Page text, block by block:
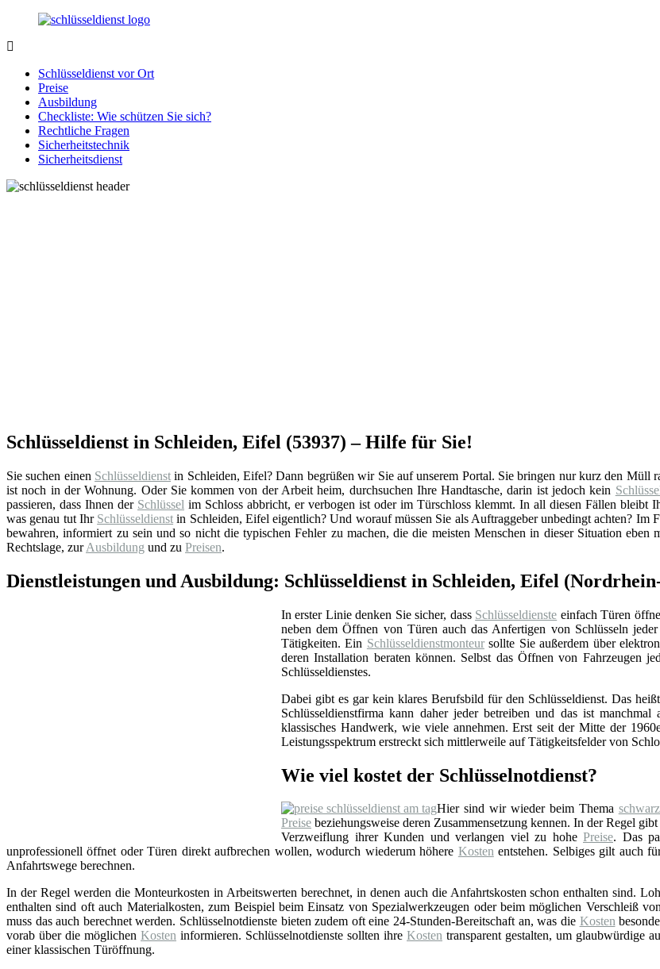
Zurück
Inhalt
Notlage
wird
gelöst!
Schlüsseldienst vor Ort
Preise
Ausbildung
Checkliste: Wie schützen Sie sich?
Rechtliche Fragen
Sicherheitstechnik
Sicherheitsdienst
Schlüsseldienst in Schleiden, Eifel (53937) – Hilfe für Sie!
Sie suchen einen Schlüsseldienst in Schleiden, Eifel? Dann begrüßen wir Sie auf unserem Portal. Sie bringen nur kurz den Müll
ist noch in der Wohnung. Oder Sie kommen von der Arbeit heim, durchsuchen Ihre Handtasche, darin ist jedoch kein
passieren, dass Ihnen der Schlüssel im Schloss abbricht, er verbogen ist oder im Türschloss klemmt. In all diesen Fällen bleibt
was genau tut Ihr Schlüsseldienst in Schleiden, Eifel eigentlich? Und worauf müssen Sie als Auftraggeber unbedingt achten?
bewahren, informiert zu sein und so nicht die typischen Fehler zu machen, die die meisten Menschen in dieser Situation
Rechtslage, zurAusbildung und zu Preisen.
Dienstleistungen und Ausbildung: Schlüsseldienst in Schleiden, Eifel
In erster Linie denken Sie sicher, dass Schlüsseldienste einfach Türen
neben dem Öffnen von Türen auch das Anfertigen von Schlüsseln
Tätigkeiten. Ein Schlüsseldienstmonteursollte Sie außerdem über
deren Installation beraten können. Selbst das Öffnen von Fahrzeugen
Schlüsseldienstes.
Dabei gibt es gar kein klares Berufsbild für den Schlüsseldienst. Das
Schlüsseldienstfirma kann daher jeder betreiben und das ist
klassisches Handwerk, wie viele annehmen. Erst seit der Mitte der
Leistungsspektrum erstreckt sich mittlerweile auf Tätigkeitsfelder von
Wie viel kostet der Schlüsselnotdienst?
Hier sind wir wieder beim Thema
Preise beziehungsweise deren Zusammensetzung kennen. In der Regel
Verzweiflung ihrer Kunden und verlangen viel zu hohe Preise. Das
unprofessionell öffnet oder Türen direkt aufbrechen wollen, wodurch wiederum höhere Kostenentstehen. Selbiges gilt auch
Anfahrtswege berechnen.
In der Regel werden die Monteurkosten in Arbeitswerten berechnet, in denen auch die Anfahrtskosten schon enthalten sind.
enthalten sind oft auch Materialkosten, zum Beispiel beim Einsatz von Spezialwerkzeugen oder beim möglichen Verschleiß
muss das auch berechnet werden. Schlüsselnotdienste bieten zudem oft eine 24-Stunden-Bereitschaft an, was die Kosten
vorab über die möglichen Kosten informieren. Schlüsselnotdienste sollten ihre Kosten transparent gestalten, um glaubwürdige
einer klassischen Türöffnung.